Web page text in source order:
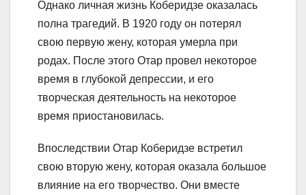
Однако личная жизнь Коберидзе оказалась
полна трагедий. В 1920 году он потерял
свою первую жену, которая умерла при
родах. После этого Отар провел некоторое
время в глубокой депрессии, и его
творческая деятельность на некоторое
время приостановилась.
Впоследствии Отар Коберидзе встретил
свою вторую жену, которая оказала большое
влияние на его творчество. Они вместе